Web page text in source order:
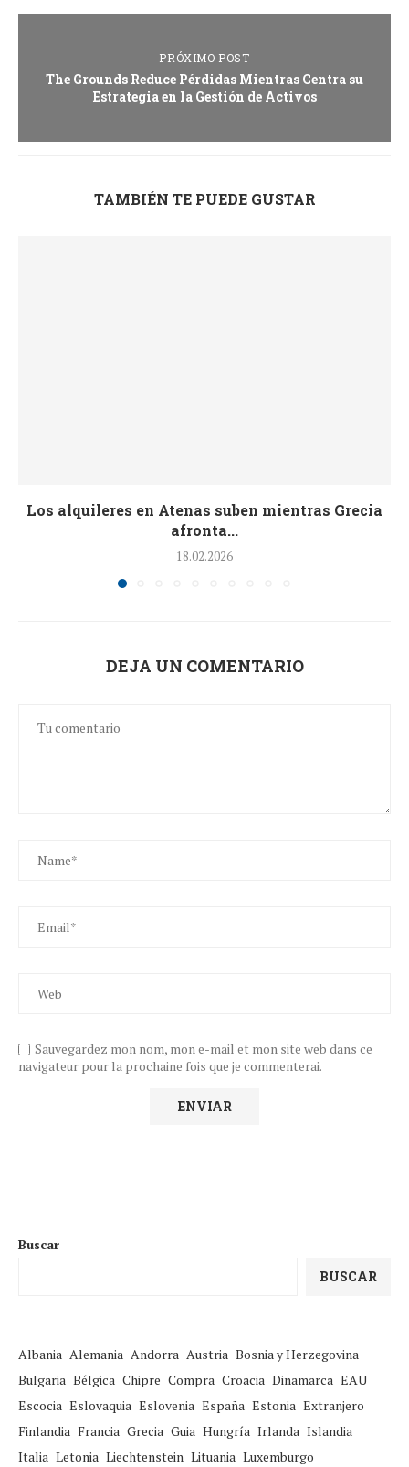
PRÓXIMO POST
The Grounds Reduce Pérdidas Mientras Centra su
Estrategia en la Gestión de Activos
TAMBIÉN TE PUEDE GUSTAR
Los alquileres en Atenas suben mientras Grecia
afronta...
18.02.2026
DEJA UN COMENTARIO
Sauvegardez mon nom, mon e-mail et mon site web dans ce
navigateur pour la prochaine fois que je commenterai.
Buscar
BUSCAR
Albania Alemania Andorra Austria Bosnia y Herzegovina
Bulgaria Bélgica Chipre Compra Croacia Dinamarca EAU
Escocia Eslovaquia Eslovenia España Estonia Extranjero
Finlandia Francia Grecia Guia Hungría Irlanda Islandia
Italia Letonia Liechtenstein Lituania Luxemburgo